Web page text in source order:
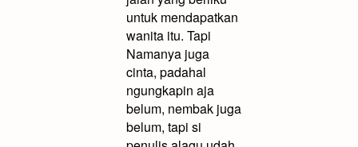
untuk mendapatkan
wanita itu. Tapi
Namanya juga
cinta, padahal
ngungkapin aja
belum, nembak juga
belum, tapi si